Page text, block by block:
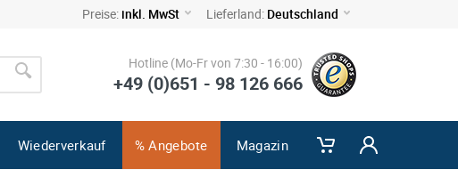
Preise: inkl. MwSt Lieferland: Deutschland
Hotline (Mo-Fr von 7:30 - 16:00)
+49 (0)651 - 98 126 666
Wiederverkauf % Angebote Magazin